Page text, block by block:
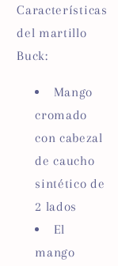
Características
del martillo
Buck:
Mango
cromado
con cabezal
de caucho
sintético de
2 lados
El
mango